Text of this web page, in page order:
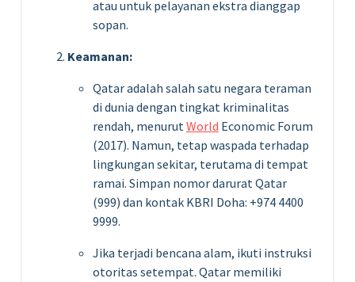
atau untuk pelayanan ekstra dianggap
sopan.
Keamanan:
Qatar adalah salah satu negara teraman
di dunia dengan tingkat kriminalitas
rendah, menurutWorld Economic Forum
(2017). Namun, tetap waspada terhadap
lingkungan sekitar, terutama di tempat
ramai. Simpan nomor darurat Qatar
(999) dan kontak KBRI Doha: +974 4400
9999.
Jika terjadi bencana alam, ikuti instruksi
otoritas setempat. Qatar memiliki